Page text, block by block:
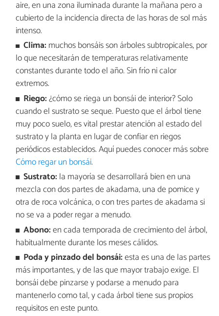
aire, en una zona iluminada durante la mañana pero a
cubierto de la incidencia directa de las horas de sol más
intenso.
Clima: muchos bonsáis son árboles subtropicales, por
lo que necesitarán de temperaturas relativamente
constantes durante todo el año. Sin frío ni calor
extremos.
Riego:¿cómo se riega un bonsái de interior? Solo
cuando el sustrato se seque. Puesto que el árbol tiene
muy poco suelo, es vital prestar atención al estado del
sustrato y la planta en lugar de confiar en riegos
periódicos establecidos. Aquí puedes conocer más sobre
Cómo regar un bonsái.
Sustrato: la mayoría se desarrollará bien en una
mezcla con dos partes de akadama, una de pomice y
otra de roca volcánica, o con tres partes de akadama si
no se va a poder regar a menudo.
Abono:en cada temporada de crecimiento del árbol,
habitualmente durante los meses cálidos.
Poda y pinzado del bonsái:esta es una de las partes
más importantes, y de las que mayor trabajo exige. El
bonsái debe pinzarse y podarse a menudo para
mantenerlo como tal, y cada árbol tiene sus propios
requisitos en este punto.